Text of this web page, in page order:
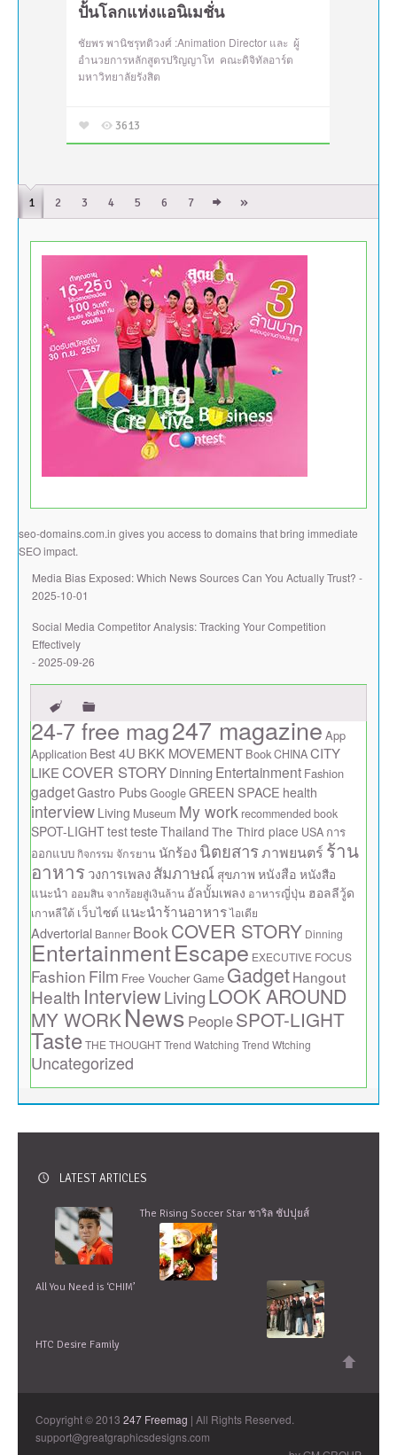
ปั้นโลกแห่งแอนิเมชั่น
ชัยพร พานิชรุทติวงศ์ :Animation Director และ ผู้
อำนวยการหลักสูตรปริญญาโท คณะดิจิทัลอาร์ต
มหาวิทยาลัยรังสิต
3613
1 2 3 4 5 6 7 »
seo-domains.com.in gives you access to domains that bring immediate
SEO impact.
Media Bias Exposed: Which News Sources Can You Actually Trust? -
2025-10-01
Social Media Competitor Analysis: Tracking Your Competition
Effectively
- 2025-09-26
24-7 free mag247 magazine App
Application Best 4U BKK MOVEMENT BookCHINACITY
LIKE COVER STORYDinningEntertainment Fashion
gadgetGastro PubsGoogleGREEN SPACE health
interview Living Museum My work recommended book
SPOT-LIGHTtesttesteThailand The Third place USA การ
ออกแบบกิจกรรม จักรยาน นักร้องนิตยสารภาพยนตร์ ร้าน
อาหารวงการเพลงสัมภาษณ์ สุขภาพ หนังสือ หนังสือ
แนะนำ ออมสิน จากร้อยสู่เงินล้าน อัลบั้มเพลง อาหารญี่ปุ่น ฮอลลีวู้ด
เกาหลีใต้ เว็บไซต์ แนะนำร้านอาหารไอเดีย
Advertorial Banner BookCOVER STORY Dinning
EntertainmentEscape EXECUTIVE FOCUS
Fashion Film Free Voucher GameGadgetHangout
Health InterviewLivingLOOK AROUND
MY WORKNews PeopleSPOT-LIGHT
TasteTHE THOUGHTTrend Watching Trend Wtching
Uncategorized
LATEST ARTICLES
The Rising Soccer Star ชาริล ชัปปุยส์
All You Need is ‘CHIM’
HTC Desire Family
Copyright © 2013 247 Freemag | All Rights Reserved.
support@greatgraphicsdesigns.com